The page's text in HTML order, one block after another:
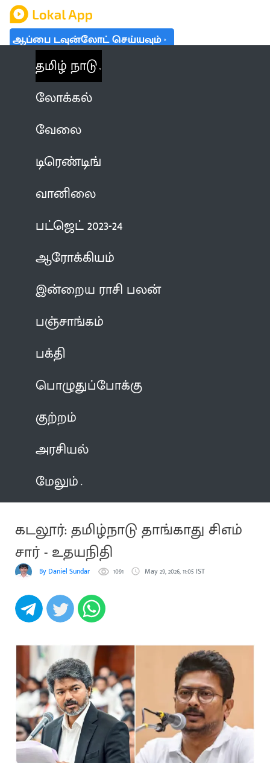
ஆப்பை டவுன்லோட் செய்யவும்
தமிழ் நாடு
லோக்கல்
வேலை
டிரெண்டிங்
வானிலை
பட்ஜெட் 2023-24
ஆரோக்கியம்
இன்றைய ராசி பலன்
பஞ்சாங்கம்
பக்தி
பொழுதுப்போக்கு
குற்றம்
அரசியல்
மேலும்
கடலூர்: தமிழ்நாடு தாங்காது சிஎம்
சார் - உதயநிதி
By Daniel Sundar 1091 May 29, 2026, 11:05 IST